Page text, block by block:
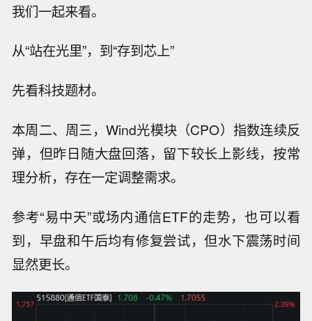
我们一起来看。
从“站在光里”，到“存到芯上”
先看科技题材。
本周二、周三，Wind光模块（CPO）指数连续反
弹，但昨日随大盘回落，留下较长上影线，按常
理分析，存在一定调整需求。
参考“易中天”或场内通信ETF的走势，也可以看
到，早盘和午后均有修复尝试，但水下震荡时间
显然更长。